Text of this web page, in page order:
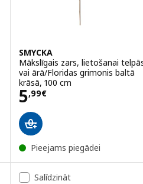
SMYCKA
Mākslīgais zars, lietošanai
vai ārā/Floridas grimonis baltā
krāsā, 100 cm
5,99€
Cena 5,99€
Pieejams piegādei
Salīdzināt